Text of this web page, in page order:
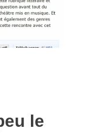
le